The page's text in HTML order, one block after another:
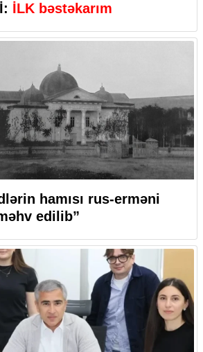
İLK bəstəkarım
hamısı rus-erməni
edilib”